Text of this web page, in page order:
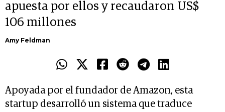
apuesta por ellos y recaudaron US$
106 millones
Amy Feldman
Apoyada por el fundador de Amazon, esta
startup desarrolló un sistema que traduce